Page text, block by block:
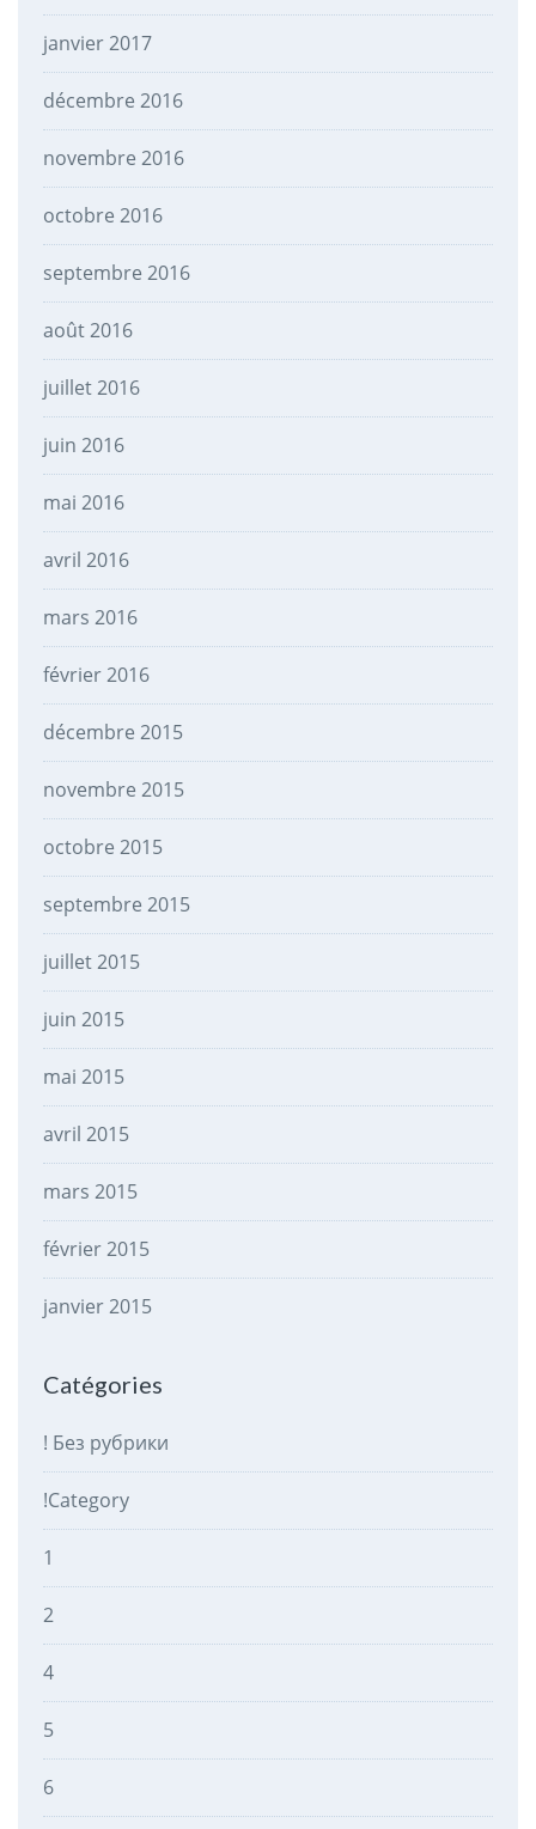
janvier 2017
décembre 2016
novembre 2016
octobre 2016
septembre 2016
août 2016
juillet 2016
juin 2016
mai 2016
avril 2016
mars 2016
février 2016
décembre 2015
novembre 2015
octobre 2015
septembre 2015
juillet 2015
juin 2015
mai 2015
avril 2015
mars 2015
février 2015
janvier 2015
Catégories
! Без рубрики
!Category
1
2
4
5
6